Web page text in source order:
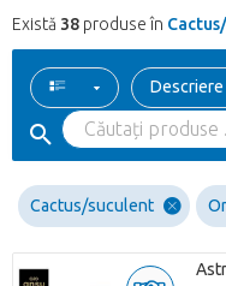
Există 38 produse în
Descriere
Cactus/suculent